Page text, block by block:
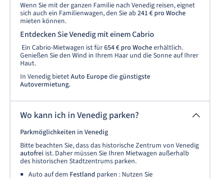
Wenn Sie mit der ganzen Familie nach Venedig reisen, eignet
sich auch ein Familienwagen, den Sie ab 241 € pro Woche
mieten können.
Entdecken Sie Venedig mit einem Cabrio
Ein Cabrio-Mietwagen ist für654 € pro Wocheerhältlich.
Genießen Sie den Wind in Ihrem Haar und die Sonne auf Ihrer
Haut.
In Venedig bietetAuto Europediegünstigste
Autovermietung.
Wo kann ich in Venedig parken?
Parkmöglichkeiten in Venedig
Bitte beachten Sie, dass das historische Zentrum von Venedig
autofrei ist. Daher müssen Sie Ihren Mietwagen außerhalb
des historischen Stadtzentrums parken.
Auto auf dem Festland parken : Nutzen Sie